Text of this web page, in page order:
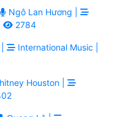
Ngô Lan Hương |
2784
International Music |
Houston |